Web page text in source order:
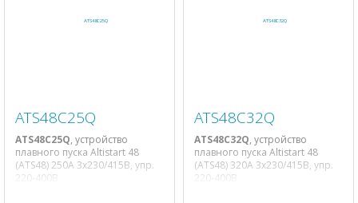
ATS48C25Q
ATS48C25Q, устройство
плавного пуска Altistart 48
(ATS48) 250A 3х230/415В, упр.
220-400В
ATS48C32Q
ATS48C32Q, устройство
плавного пуска Altistart 48
(ATS48) 320A 3х230/415В, упр.
220-400В